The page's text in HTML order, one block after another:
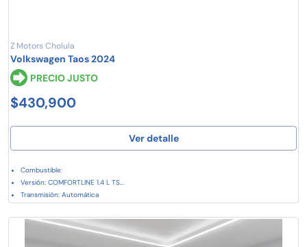
Z Motors Cholula
Volkswagen Taos 2024
PRECIO JUSTO
$430,900
Ver detalle
Combustible:
Versión: COMFORTLINE 1.4 L TS...
Transmisión: Automática